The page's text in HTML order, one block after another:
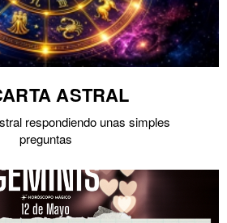
ASTRAL
respondiendo unas simples
preguntas